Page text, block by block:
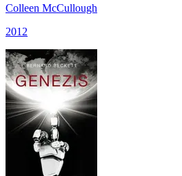
Colleen McCullough
2012